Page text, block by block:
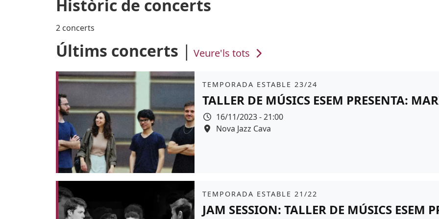
Històric de concerts
2 concerts
Últims concerts Veure'ls tots
Àmbit
TEMPORADA ESTABLE 23/24
TALLER DE MÚSICS ESEM PRESENTA:
Data
16/11/2023 - 21:00
Espai
Nova Jazz Cava
Àmbit
TEMPORADA ESTABLE 21/22
JAM SESSION: TALLER DE MÚSICS ESEM